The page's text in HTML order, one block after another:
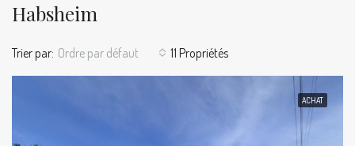
Habsheim
11 Propriétés
Trier par: Ordre par défaut
ACHAT